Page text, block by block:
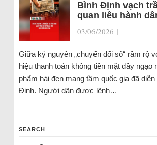
Bình Định vạch
quan liêu hành
03/06/2026 |
Giữa kỷ nguyên „chuyển đổi số“ rầm rộ
hiệu thanh toán không tiền mặt đầy ngạo
phẩm hài đen mang tầm quốc gia đã
Định. Người dân được lệnh…
SEARCH